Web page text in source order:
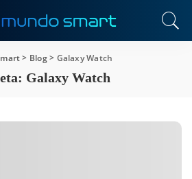
> Blog> Galaxy Watch
Galaxy Watch